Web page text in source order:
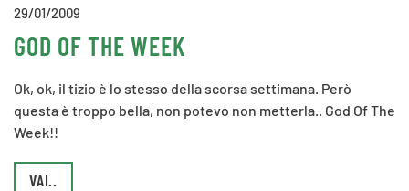
29/01/2009
GOD OF THE WEEK
Ok, ok, il tizio è lo stesso della scorsa settimana. Però
questa è troppo bella, non potevo non metterla.. God Of The
Week!!
VAI..